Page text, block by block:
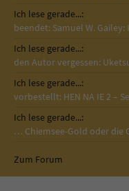
Ich lese gerade...:
beendet: Samuel W.
Ich lese gerade...:
den Autor vergessen:
Ich lese gerade...:
vorbestellt: HEN NA IE 2 –
Ich lese gerade...:
… Chiemsee-Gold oder
Zum Forum